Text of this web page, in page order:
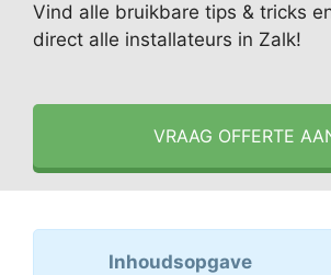
Vind alle bruikbare tips & tricks
direct alle installateurs in Zalk!
VRAAG OFFERTE
Inhoudsopgave